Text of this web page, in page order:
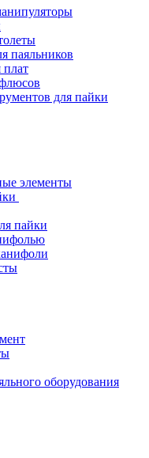
паяльников
для пайки
элементы
пайки
оборудования